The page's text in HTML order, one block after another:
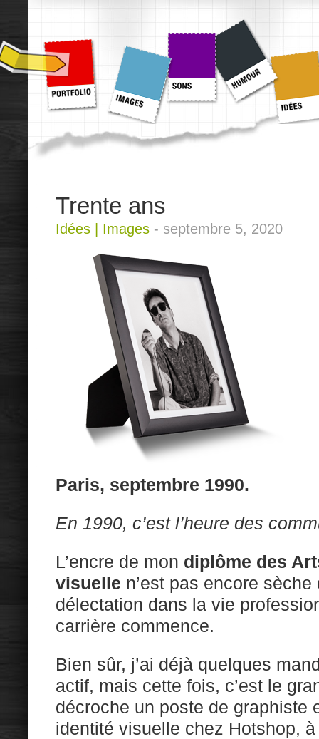
Trente ans
Idées Images - septembre 5, 2020
Paris, septembre 1990.
En 1990, c’est l’heure des
L’encre de mon diplôme des
visuelle n’est pas encore
délectation dans la vie
carrière commence.
Bien sûr, j’ai déjà quelques
actif, mais cette fois, c’est le
décroche un poste de graphiste
identité visuelle chez Hotshop,